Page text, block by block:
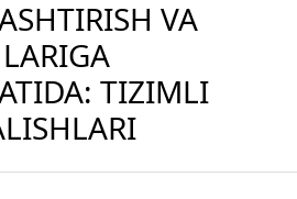
VA
TIZIMLI